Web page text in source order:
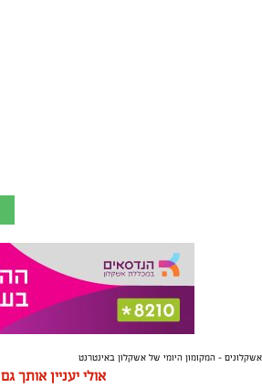
אשקלונים - המקומון היומי של אשקלון באינטרנט
אולי יעניין אותך גם